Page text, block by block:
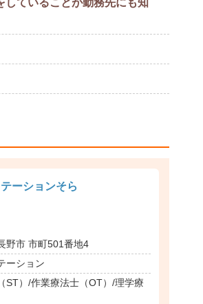
ていることが勤務先にも知
ーションそら
野市 市町501番地4
ーション
ST）/作業療法士（OT）/理学療